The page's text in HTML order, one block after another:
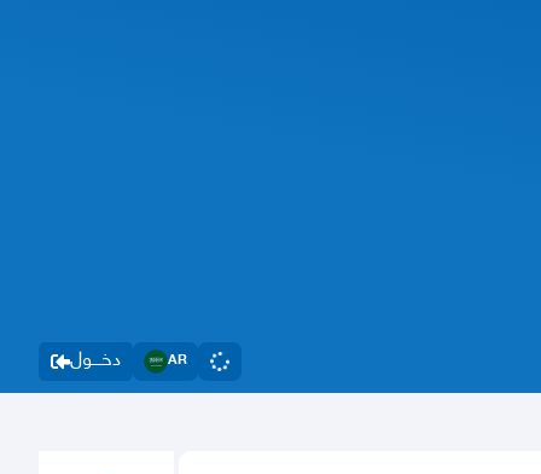
دخــــول AR